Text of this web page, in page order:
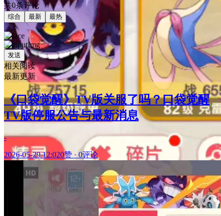
共0条评论
综合 最新 最热
发送
相关阅读
最新更新
《口袋觉醒》TV版关服了吗？口袋觉醒
TV版停服公告与最新消息
-
2026-05-29 12:020赞 · 0评论